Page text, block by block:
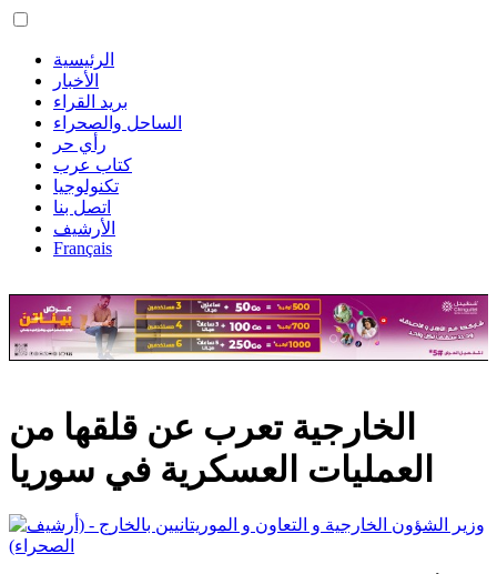
الرئيسية
الأخبار
بريد القراء
الساحل والصحراء
رأي حر
كتاب عرب
تكنولوجيا
اتصل بنا
الأرشيف
Français
الخارجية تعرب عن قلقها من
العمليات العسكرية في سوريا